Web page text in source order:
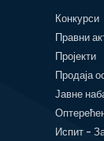
Конкурси
Правни
Пројекти
Продаја
Јавне
Испит -